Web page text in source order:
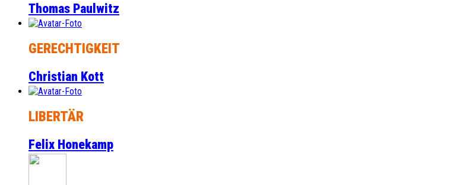
Thomas Paulwitz
GERECHTIGKEIT
Christian Kott
LIBERTÄR
Felix Honekamp